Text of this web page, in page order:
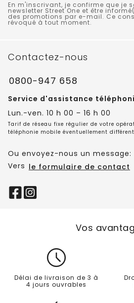
En m'inscrivant, je confirme que je
newsletter Street One et être
des promotions par e-mail. Ce
révoqué à tout moment.
Contactez-nous
0800-947 658
Service d'assistance
Lun.-ven. 10 h 00 – 16 h 00
Tarif de réseau fixe régulier de votre
téléphonie mobile éventuellement
Ou envoyez-nous un message:
Vers le formulaire de contact
Vos
Délai de livraison de 3 à
4 jours ouvrables